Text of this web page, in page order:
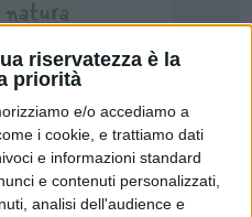
riservatezza è la
priorità
e/o accediamo a
i cookie, e trattiamo dati
e informazioni standard
e contenuti personalizzati,
analisi dell'audience e